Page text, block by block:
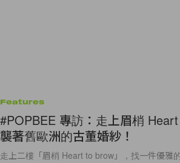
Features
#POPBEE 專訪：走上眉梢
襲著舊歐洲的古董婚紗！
走上二樓「眉梢 Heart to brow」，找一件優雅